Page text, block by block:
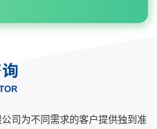
司为不同需求的客户提供独到准